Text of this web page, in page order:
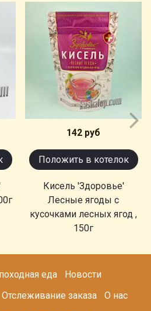
142 руб
Положить в котелок
Кисель 'Здоровье'
Лесные ягоды с
кусочками лесных ягод ,
150г
еда
Новости
Отслеживание заказа
О нас